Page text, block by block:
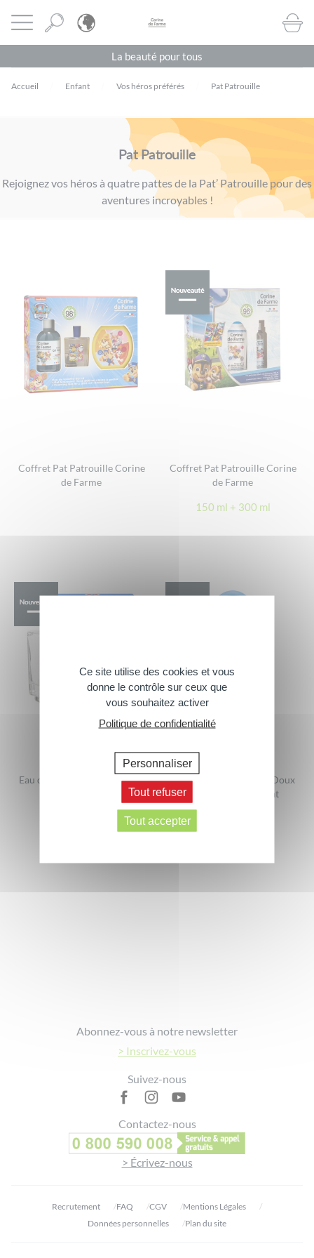
Ouvrir le menu CORINE DE FARME BE
La beauté pour tous
Accueil Enfant Vos héros préférés Pat Patrouille
Pat Patrouille
Rejoignez vos héros à quatre pattes de la Pat’ Patrouille pour des
aventures incroyables !
Coffret Pat Patrouille Corine
de Farme
Coffret Pat Patrouille Corine
de Farme
150 ml + 300 ml
Eau de toilette Pat Patrouille
Gel douche 2en1 Extra Doux
Corps & Cheveux Pat
Abonnez-vous à notre newsletter
> Inscrivez-vous
Suivez-nous
Contactez-nous
> Écrivez-nous
Recrutement FAQ CGV
Mentions Légales
Données personnelles
Plan du site
Ce site utilise des cookies et vous
donne le contrôle sur ceux que
vous souhaitez activer
Politique de confidentialité
Personnaliser
Tout refuser
Tout accepter